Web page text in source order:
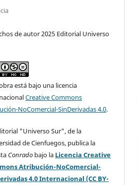
de autor 2025 Editorial Universo
está bajo una licencia
Creative Commons
NoComercial-SinDerivadas 4.0.
"Universo Sur", de la
de Cienfuegos, publica la
Conrado bajo la Licencia Creative
Atribución-NoComercial-
4.0 Internacional (CC BY-